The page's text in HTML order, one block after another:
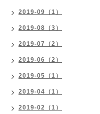
2019-09（1）
2019-08（3）
2019-07（2）
2019-06（2）
2019-05（1）
2019-04（1）
2019-02（1）